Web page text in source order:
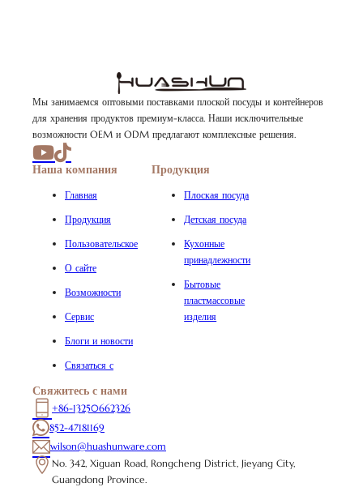
Мы занимаемся оптовыми поставками плоской посуды и контейнеров
для хранения продуктов премиум-класса. Наши исключительные
возможности OEM и ODM предлагают комплексные решения.
Наша компания
Главная
Продукция
Пользовательское
О сайте
Возможности
Сервис
Блоги и новости
Связаться с
Продукция
Плоская посуда
Детская посуда
Кухонные
принадлежности
Бытовые
пластмассовые
изделия
Свяжитесь с нами
+86-13250662326
852-47181169
wilson@huashunware.com
No. 342, Xiguan Road, Rongcheng District, Jieyang City,
Guangdong Province.